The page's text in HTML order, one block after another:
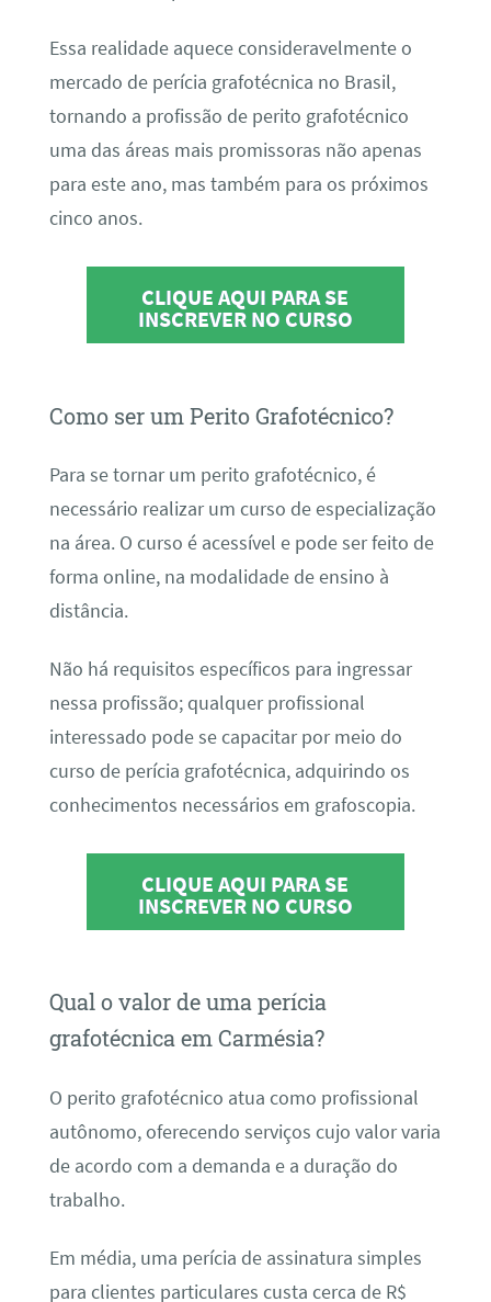
Essa realidade aquece consideravelmente o
mercado de perícia grafotécnica no Brasil,
tornando a profissão de perito grafotécnico
uma das áreas mais promissoras não apenas
para este ano, mas também para os próximos
cinco anos.
CLIQUE AQUI PARA SE
INSCREVER NO CURSO
Como ser um Perito Grafotécnico?
Para se tornar um perito grafotécnico, é
necessário realizar um curso de especialização
na área. O curso é acessível e pode ser feito de
forma online, na modalidade de ensino à
distância.
Não há requisitos específicos para ingressar
nessa profissão; qualquer profissional
interessado pode se capacitar por meio do
curso de perícia grafotécnica, adquirindo os
conhecimentos necessários em grafoscopia.
CLIQUE AQUI PARA SE
INSCREVER NO CURSO
Qual o valor de uma perícia
grafotécnica em Carmésia?
O perito grafotécnico atua como profissional
autônomo, oferecendo serviços cujo valor varia
de acordo com a demanda e a duração do
trabalho.
Em média, uma perícia de assinatura simples
para clientes particulares custa cerca de R$